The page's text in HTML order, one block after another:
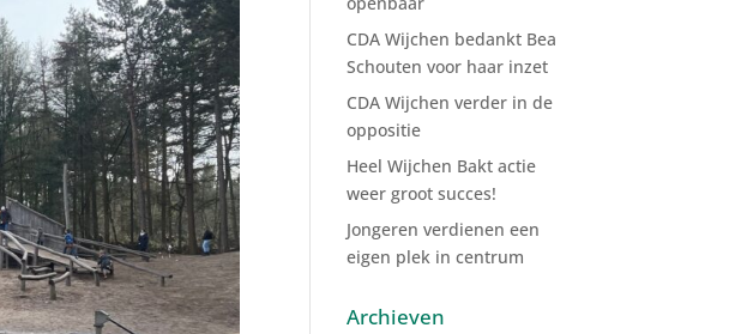
CDA Wijchen bedankt Bea
Schouten voor haar inzet
CDA Wijchen verder in de
oppositie
Heel Wijchen Bakt actie
weer groot succes!
Jongeren verdienen een
eigen plek in centrum
Archieven